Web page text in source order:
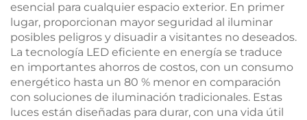
esencial para cualquier espacio exterior. En primer
lugar, proporcionan mayor seguridad al iluminar
posibles peligros y disuadir a visitantes no deseados.
La tecnología LED eficiente en energía se traduce
en importantes ahorros de costos, con un consumo
energético hasta un 80 % menor en comparación
con soluciones de iluminación tradicionales. Estas
luces están diseñadas para durar, con una vida útil